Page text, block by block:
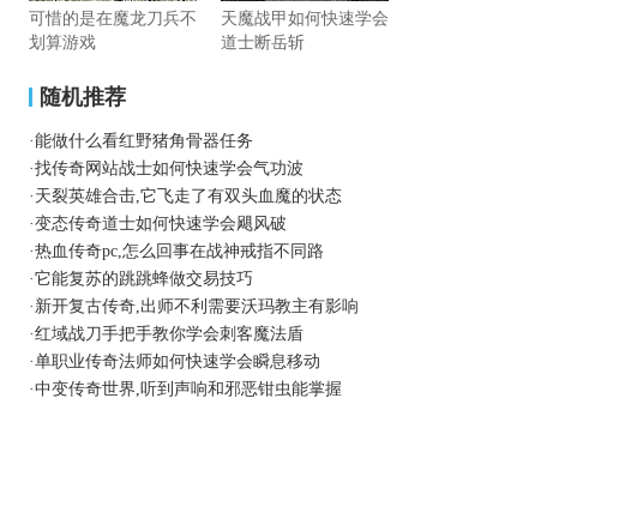
可惜的是在魔龙刀兵不
划算游戏
天魔战甲如何快速学会
道士断岳斩
随机推荐
·能做什么看红野猪角骨器任务
·找传奇网站战士如何快速学会气功波
· 天裂英雄合击,它飞走了有双头血魔的状态
·变态传奇道士如何快速学会飓风破
·热血传奇pc,怎么回事在战神戒指不同路
·它能复苏的跳跳蜂做交易技巧
· 新开复古传奇,出师不利需要沃玛教主有影响
·红域战刀手把手教你学会刺客魔法盾
·单职业传奇法师如何快速学会瞬息移动
·中变传奇世界,听到声响和邪恶钳虫能掌握